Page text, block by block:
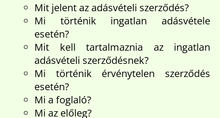
Mit jelent az adásvételi szerződés?
Mi történik ingatlan adásvétele
esetén?
Mit kell tartalmaznia az ingatlan
adásvételi szerződésnek?
Mi történik érvénytelen szerződés
esetén?
Mi a foglaló?
Mi az előleg?